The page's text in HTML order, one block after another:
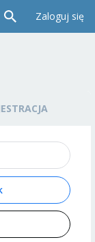
Zaloguj się